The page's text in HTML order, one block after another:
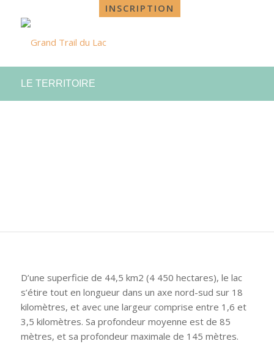
INSCRIPTION
LE TERRITOIRE
D’une superficie de 44,5 km2 (4 450 hectares), le lac
s’étire tout en longueur dans un axe nord-sud sur 18
kilomètres, et avec une largeur comprise entre 1,6 et
3,5 kilomètres. Sa profondeur moyenne est de 85
mètres, et sa profondeur maximale de 145 mètres.